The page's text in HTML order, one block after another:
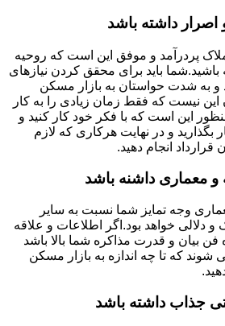
داشته باشد
پردرآمد و موفق این است که روحیه
باید برای محقق کردن نیازهای
و به شدت حواستان به بازار مسکن
این نیست که فقط زمان زیادی را به کار
این است که با فکر خود کار کنید و
بگذارید و در نهایت هرکاری که لازم
انجام دهید.
و معماری داشنه باشد
وجه تمایز شما نسبت به سایر
دلالی خواهد بود.اگر اطلاعات و علاقه
فن بیان و قدرت مذاکره شما بالا باشد
که تا چه اندازه به بازار مسکن
جذاب داشته باشد